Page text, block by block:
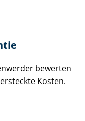
bewerten
Kosten.